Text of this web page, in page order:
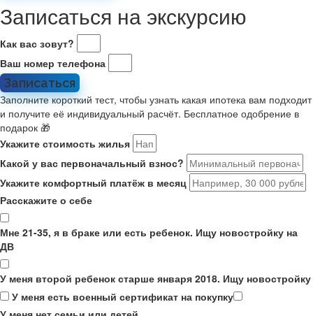
Записаться на экскурсию
Как вас зовут?
Ваш номер телефона
Записаться
Заполните короткий тест, чтобы узнать какая ипотека вам подходит
и получите её индивидуальный расчёт. Бесплатное одобрение в
подарок 🎁
Укажите стоимость жилья
Какой у вас первоначальный взнос?
Укажите комфортный платёж в месяц
Расскажите о себе
Мне 21-35, я в браке или есть ребенок. Ищу новостройку на
ДВ
У меня второй ребенок старше января 2018. Ищу новостройку
У меня есть военный сертификат на покупку